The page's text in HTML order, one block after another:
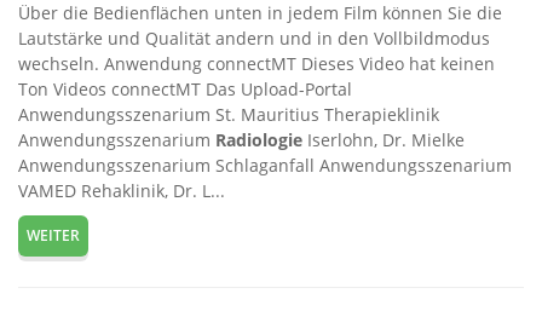
Über die Bedienflächen unten in jedem Film können Sie die
Lautstärke und Qualität andern und in den Vollbildmodus
wechseln. Anwendung connectMT Dieses Video hat keinen
Ton Videos connectMT Das Upload-Portal
Anwendungsszenarium St. Mauritius Therapieklinik
Anwendungsszenarium Radiologie Iserlohn, Dr. Mielke
Anwendungsszenarium Schlaganfall Anwendungsszenarium
VAMED Rehaklinik, Dr. L...
WEITER